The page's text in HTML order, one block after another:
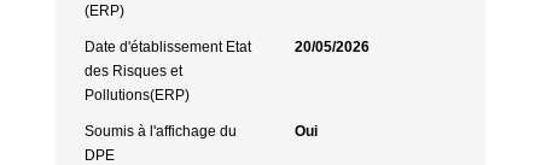
(ERP)
Date d'établissement Etat
des Risques et
Pollutions(ERP)
20/05/2026
Soumis à l'affichage du
DPE
Oui